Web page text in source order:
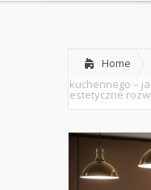
Home
kuchennego –
estetyczne